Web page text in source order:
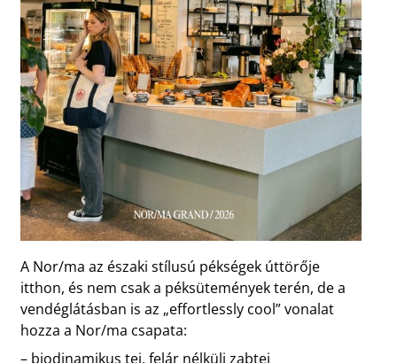
A Nor/ma az északi stílusú pékségek úttörője
itthon, és nem csak a péksütemények terén, de a
vendéglátásban is az „effortlessly cool” vonalat
hozza a Nor/ma csapata:
– biodinamikus tej, felár nélküli zabtej